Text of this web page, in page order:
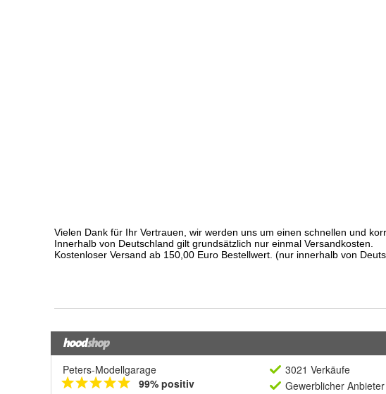
Peters-Modellgarage
99% positiv
3021 Verkäufe
Gewerblicher Anbieter